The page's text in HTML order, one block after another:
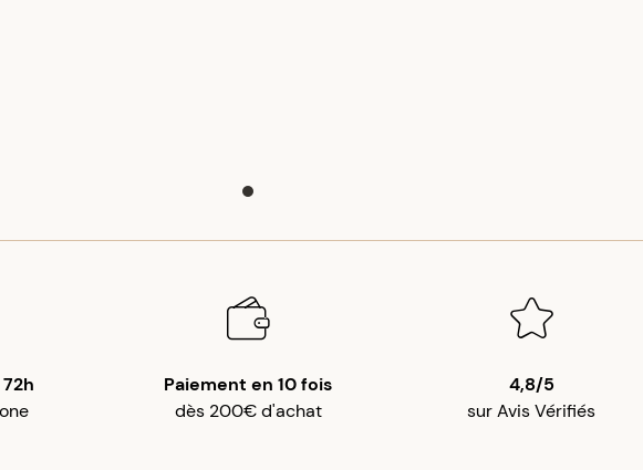
Paiement en 10 fois
dès 200€ d'achat
4,8/5
sur Avis Vérifiés